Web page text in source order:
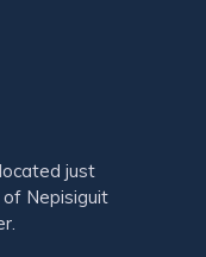
just
Nepisiguit